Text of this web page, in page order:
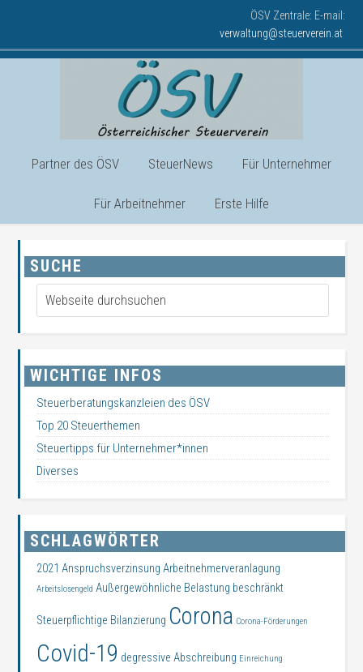
ÖSV Zentrale: E-mail:
verwaltung@steuerverein.at
Partner des ÖSV SteuerNews Für Unternehmer
Für Arbeitnehmer Erste Hilfe
SUCHE
WICHTIGE INFOS
Steuerberatungskanzleien des ÖSV
Top 20 Steuerthemen
Steuertipps für Unternehmer*innen
Diverses
SCHLAGWÖRTER
2021 Anspruchsverzinsung Arbeitnehmerveranlagung
Arbeitslosengeld Außergewöhnliche Belastung beschränkt
Steuerpflichtige Bilanzierung Corona Corona-Förderungen
Covid-19 degressive Abschreibung Einreichung